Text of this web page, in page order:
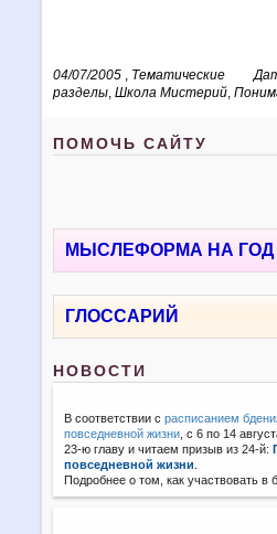
04/07/2005
Тематические
разделы ,Школа Мистерий ,
ПОМОЧЬ САЙТУ
МЫСЛЕФОРМА НА ГОД
ГЛОССАРИЙ
НОВОСТИ
В соответствии срасписанием
повседневной жизни , с 6 по 14
23-ю главу и читаем призыв из 24-й:
повседневной жизни
Подробнее о том, как участвовать в